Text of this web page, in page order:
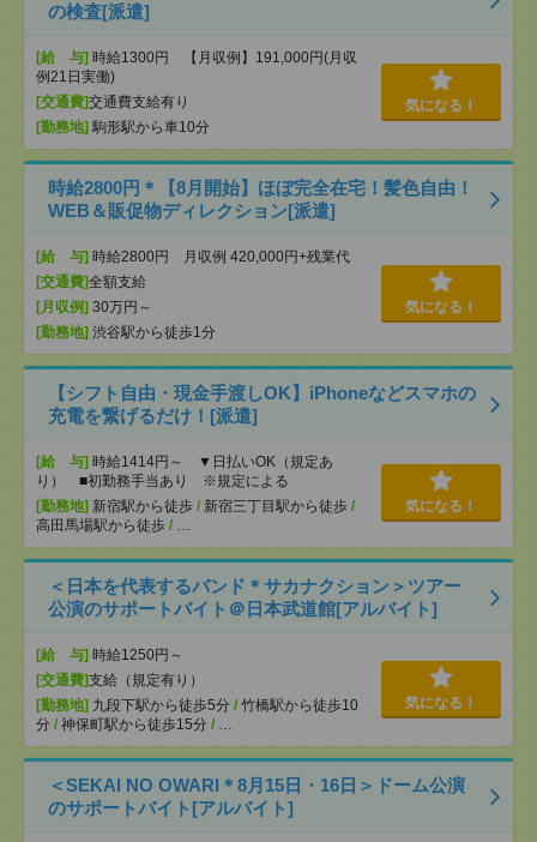
の検査[派遣]
[給 与] 時給1300円 【月収例】191,000円(月収
例21日実働)
[交通費]交通費支給有り
[勤務地] 駒形駅から車10分
気になる！
時給2800円＊【8月開始】ほぼ完全在宅！髪色自由！
WEB＆販促物ディレクション[派遣]
[給 与] 時給2800円 月収例 420,000円+残業代
[交通費]全額支給
[月収例] 30万円～
[勤務地] 渋谷駅から徒歩1分
気になる！
【シフト自由・現金手渡しOK】iPhoneなどスマホの
充電を繋げるだけ！[派遣]
[給 与] 時給1414円～ ▼日払いOK（規定あ
り） ■初勤務手当あり ※規定による
[勤務地] 新宿駅から徒歩 / 新宿三丁目駅から徒歩 /
高田馬場駅から徒歩 / …
気になる！
＜日本を代表するバンド＊サカナクション＞ツアー
公演のサポートバイト＠日本武道館[アルバイト]
[給 与] 時給1250円～
[交通費]支給（規定有り）
[勤務地] 九段下駅から徒歩5分 / 竹橋駅から徒歩10
分 / 神保町駅から徒歩15分 / …
気になる！
＜SEKAI NO OWARI＊8月15日・16日＞ドーム公演
のサポートバイト[アルバイト]